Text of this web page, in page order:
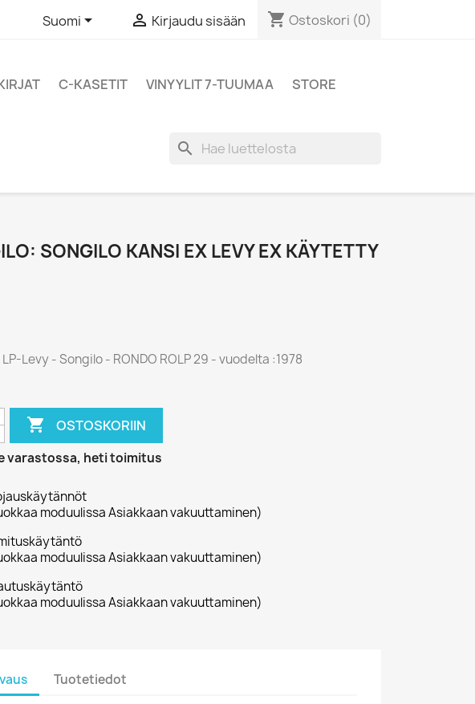
Suomi  Kirjaudu sisään shopping_cart Ostoskori (0)
C-KASETIT VINYYLIT 7-TUUMAA
STORE
search
SONGILO KANSI EX LEVY EX KÄYTETTY
Levy - Songilo - RONDO ROLP 29 - vuodelta :1978
 OSTOSKORIIN
varastossa, heti toimitus
moduulissa Asiakkaan vakuuttaminen)
moduulissa Asiakkaan vakuuttaminen)
moduulissa Asiakkaan vakuuttaminen)
Tuotetiedot